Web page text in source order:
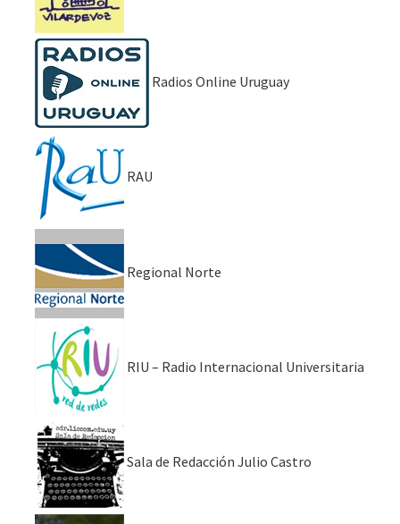
Radios Online Uruguay
RAU
Regional Norte
RIU – Radio Internacional Universitaria
Sala de Redacción Julio Castro